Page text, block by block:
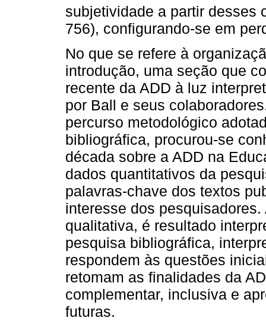
subjetividade a partir desses
756), configurando-se em
No que se refere à
introdução, uma seção que
recente da ADD à luz
por Ball e seus
percurso metodológico
bibliográfica, procurou-se
década sobre a ADD na
dados quantitativos da
palavras-chave dos textos
interesse dos
qualitativa, é resultado
pesquisa bibliográfica,
respondem às questões
retomam as finalidades da
complementar, inclusiva e
futuras.